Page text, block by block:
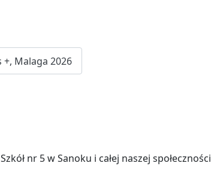
Malaga 2026
nr 5 w Sanoku i całej naszej